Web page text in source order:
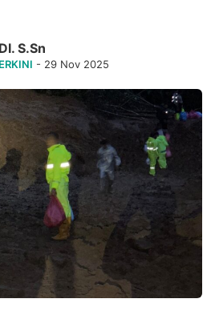
S.Sn
- 29 Nov 2025